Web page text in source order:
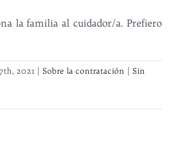
la familia al cuidador/a. Prefiero
2021 Sobre la contratación
Sin